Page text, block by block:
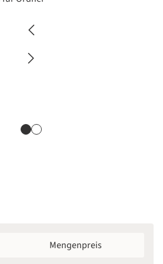
Mengenpreis